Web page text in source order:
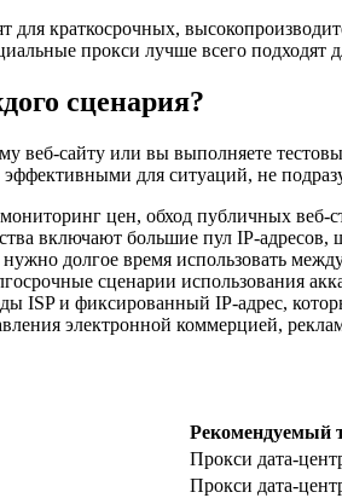
для краткосрочных,
прокси лучше всего подходят
сценария?
сайту или вы выполняете
для ситуаций, не
цен, обход публичных
включают большие пул IP-
долгое время использовать
сценарии использования
ISP и фиксированный IP-адрес,
электронной коммерцией,
Рекомендуемый
Прокси дата-
Прокси дата-